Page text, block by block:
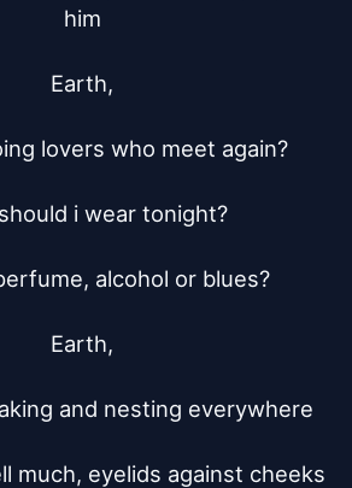
him
Earth,
lovers who meet again?
i wear tonight?
alcohol or blues?
Earth,
and nesting everywhere
much, eyelids against cheeks